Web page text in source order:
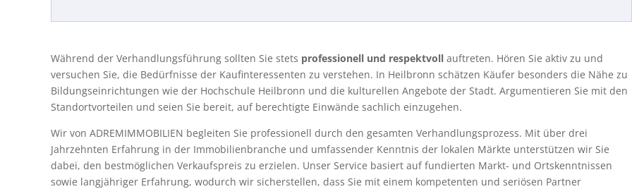
Während der Verhandlungsführung sollten Sie stets professionell und respektvoll auftreten. Hören Sie aktiv zu und
versuchen Sie, die Bedürfnisse der Kaufinteressenten zu verstehen. In Heilbronn schätzen Käufer besonders die Nähe zu
Bildungseinrichtungen wie der Hochschule Heilbronn und die kulturellen Angebote der Stadt. Argumentieren Sie mit den
Standortvorteilen und seien Sie bereit, auf berechtigte Einwände sachlich einzugehen.
Wir von ADREMIMMOBILIEN begleiten Sie professionell durch den gesamten Verhandlungsprozess. Mit über drei
Jahrzehnten Erfahrung in der Immobilienbranche und umfassender Kenntnis der lokalen Märkte unterstützen wir Sie
dabei, den bestmöglichen Verkaufspreis zu erzielen. Unser Service basiert auf fundierten Markt- und Ortskenntnissen
sowie langjähriger Erfahrung, wodurch wir sicherstellen, dass Sie mit einem kompetenten und seriösen Partner